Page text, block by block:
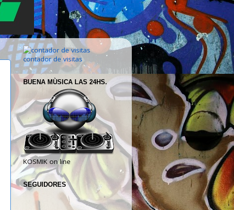
contador de visitas
BUENA MÙSICA LAS 24HS.
KOSMIK on line
SEGUIDORES